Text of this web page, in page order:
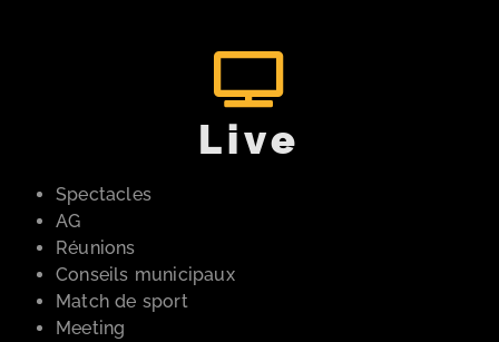
Live
Spectacles
AG
Réunions
Conseils municipaux
Match de sport
Meeting